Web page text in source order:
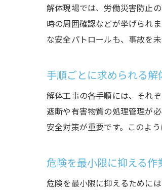
解体現場では、労働災害防止
時の周囲確認などが挙げられ
な安全パトロールも、事故を
手順ごとに求められる
解体工事の各手順には、それ
遮断や有害物質の処理管理が
安全対策が重要です。このよ
危険を最小限に抑える作
危険を最小限に抑えるために